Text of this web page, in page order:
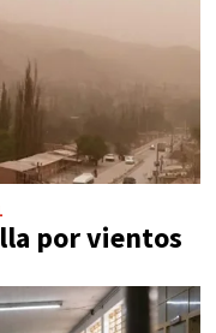
por vientos